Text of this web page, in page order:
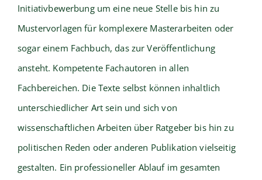
Initiativbewerbung um eine neue Stelle bis hin zu
Mustervorlagen für komplexere Masterarbeiten oder
sogar einem Fachbuch, das zur Veröffentlichung
ansteht. Kompetente Fachautoren in allen
Fachbereichen. Die Texte selbst können inhaltlich
unterschiedlicher Art sein und sich von
wissenschaftlichen Arbeiten über Ratgeber bis hin zu
politischen Reden oder anderen Publikation vielseitig
gestalten. Ein professioneller Ablauf im gesamten